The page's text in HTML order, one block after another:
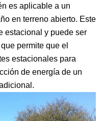
es aplicable a un
en terreno abierto. Este
estacional y puede ser
permite que el
estacionales para
de energía de un